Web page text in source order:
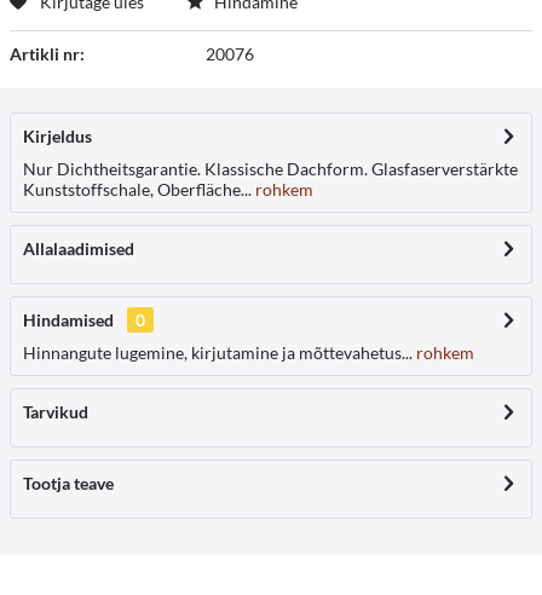
Artikli nr: 20076
Kirjeldus
Nur Dichtheitsgarantie. Klassische Dachform. Glasfaserverstärkte
Kunststoffschale, Oberfläche... rohkem
Allalaadimised
Hindamised
0
Hinnangute lugemine, kirjutamine ja mõttevahetus... rohkem
Tarvikud
Tootja teave